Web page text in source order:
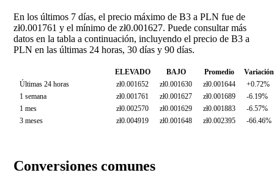
En los últimos 7 días, el precio máximo de B3 a PLN fue de
zł0.001761 y el mínimo de zł0.001627. Puede consultar más
datos en la tabla a continuación, incluyendo el precio de B3 a
PLN en las últimas 24 horas, 30 días y 90 días.
ELEVADO BAJO Promedio
Variación
Últimas 24 horas
zł0.001652 zł0.001630 zł0.001644
+0.72%
1 semana
zł0.001761 zł0.001627 zł0.001689
-6.19%
1 mes
zł0.002570 zł0.001629 zł0.001883
-6.57%
3 meses
zł0.004919 zł0.001648 zł0.002395 -66.46%
Conversiones comunes